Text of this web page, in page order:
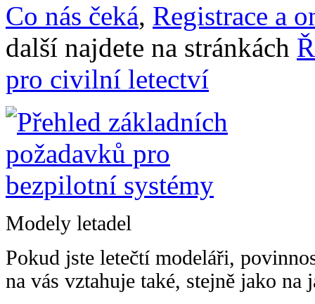
Co nás čeká, Registrace a
další najdete na stránkách
pro civilní letectví
Modely letadel
Pokud jste letečtí modeláři,
na vás vztahuje také, stejně jako